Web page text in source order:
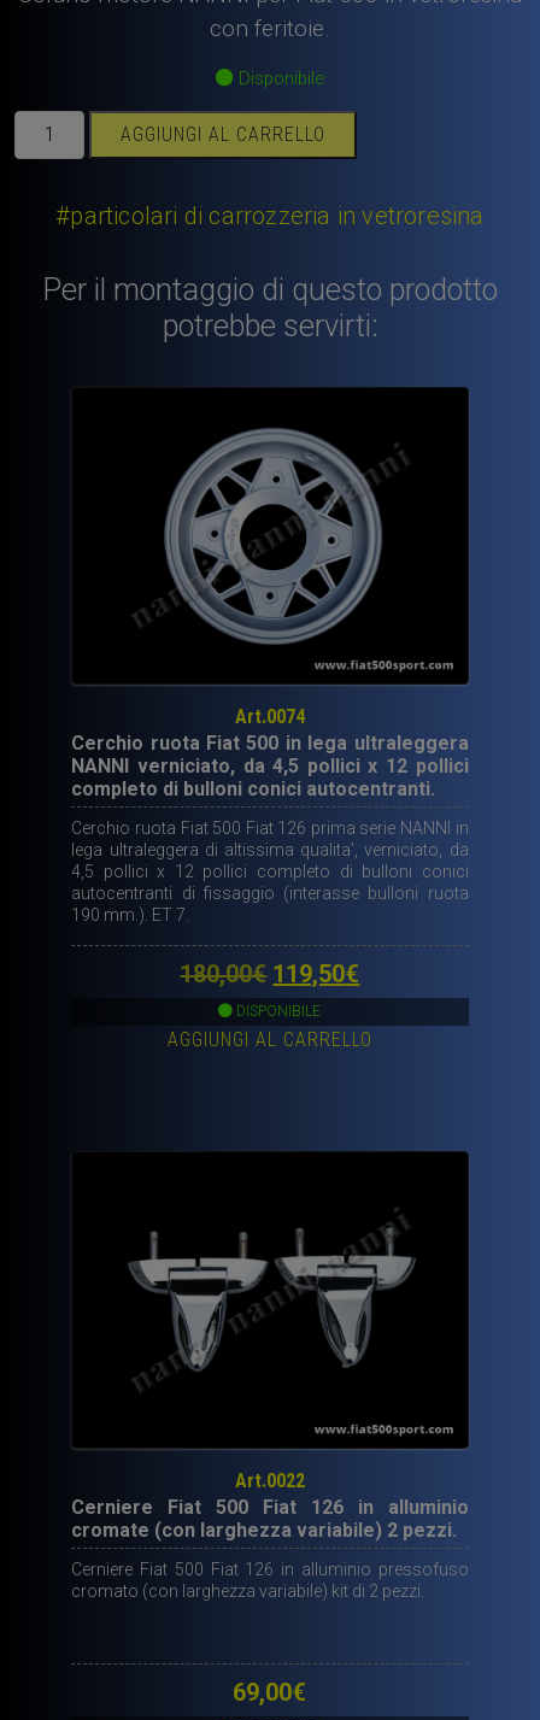
con feritoie.
Disponibile
Cofano
motore
vetroresina
AGGIUNGI AL CARRELLO
#particolari di carrozzeria in vetroresina
Per il montaggio di questo prodotto
potrebbe servirti:
Art.0074
Cerchio ruota Fiat 500 in lega ultraleggera
NANNI verniciato, da 4,5 pollici x 12 pollici
completo di bulloni conici autocentranti.
Cerchio ruota Fiat 500 Fiat 126 prima serie NANNI in
lega ultraleggera di altissima qualita’, verniciato, da
4,5 pollici x 12 pollici completo di bulloni conici
autocentranti di fissaggio (interasse bulloni ruota
190 mm.). ET 7.
180,00€ Il
prezzo
originale
119,50€
attuale
DISPONIBILE
AGGIUNGI AL CARRELLO
Art.0022
Cerniere Fiat 500 Fiat 126 in alluminio
cromate (con larghezza variabile) 2 pezzi.
Cerniere Fiat 500 Fiat 126 in alluminio pressofuso
cromato (con larghezza variabile) kit di 2 pezzi.
69,00€